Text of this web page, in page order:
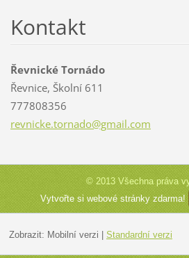
Kontakt
Řevnické Tornádo
Řevnice, Školní 611
777808356
revnicke.tornado@gmail.com
© 2013 Všechna práva
Vytvořte si webové stránky zdarma!
Zobrazit: Mobilní verzi Standardní verzi